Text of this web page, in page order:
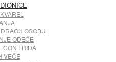
OSOBU
ODEĆE
CON FRIDA
VEČE